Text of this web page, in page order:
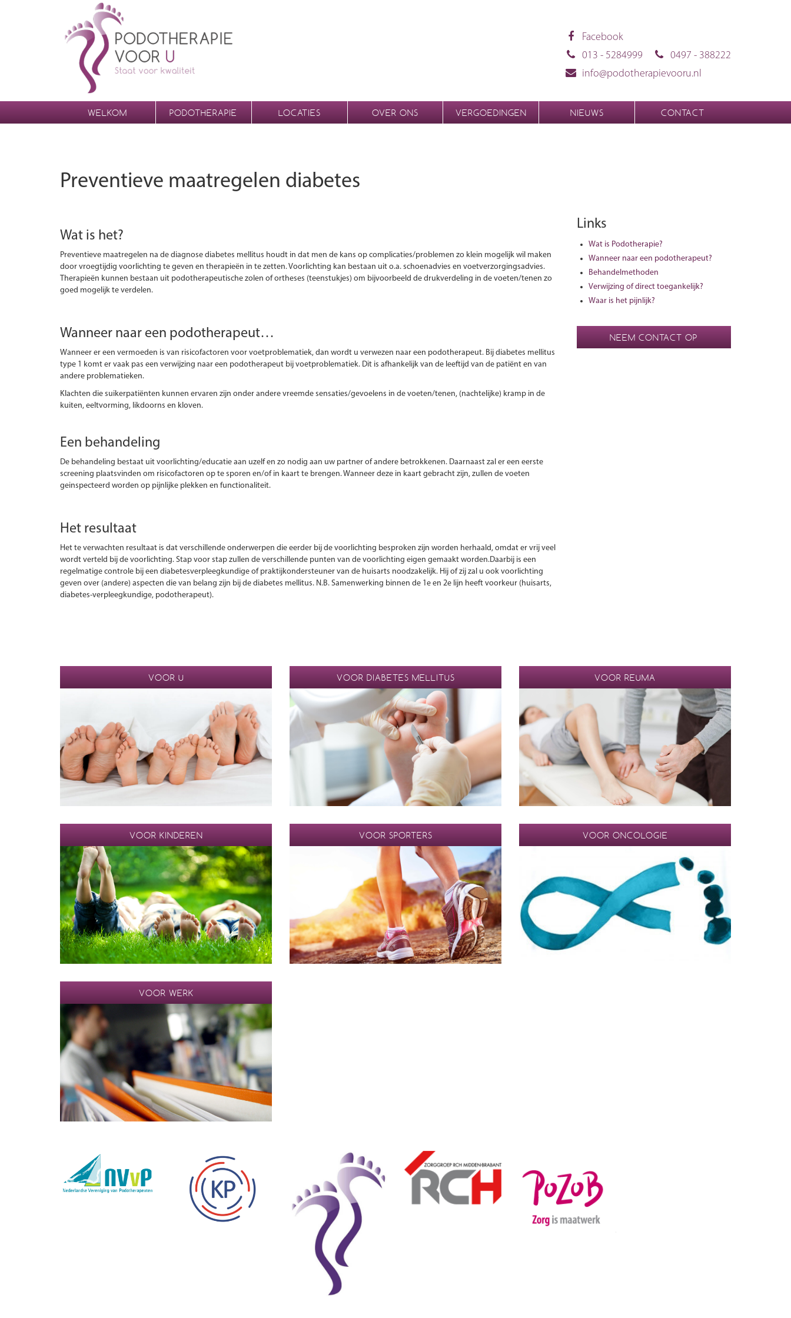
Facebook
013 - 5284999
0497 - 388222
info@podotherapievooru.nl
WELKOM PODOTHERAPIE LOCATIES OVER ONS VERGOEDINGEN NIEUWS CONTACT
Preventieve maatregelen diabetes
Wat is het?
Preventieve maatregelen na de diagnose diabetes mellitus houdt in dat men de kans op complicaties/problemen zo klein mogelijk wil maken
door vroegtijdig voorlichting te geven en therapieën in te zetten. Voorlichting kan bestaan uit o.a. schoenadvies en voetverzorgingsadvies.
Therapieën kunnen bestaan uit podotherapeutische zolen of ortheses (teenstukjes) om bijvoorbeeld de drukverdeling in de voeten/tenen zo
goed mogelijk te verdelen.
Wanneer naar een podotherapeut…
Wanneer er een vermoeden is van risicofactoren voor voetproblematiek, dan wordt u verwezen naar een podotherapeut. Bij diabetes mellitus
type 1 komt er vaak pas een verwijzing naar een podotherapeut bij voetproblematiek. Dit is afhankelijk van de leeftijd van de patiënt en van
andere problematieken.
Klachten die suikerpatiënten kunnen ervaren zijn onder andere vreemde sensaties/gevoelens in de voeten/tenen, (nachtelijke) kramp in de
kuiten, eeltvorming, likdoorns en kloven.
Een behandeling
De behandeling bestaat uit voorlichting/educatie aan uzelf en zo nodig aan uw partner of andere betrokkenen. Daarnaast zal er een eerste
screening plaatsvinden om risicofactoren op te sporen en/of in kaart te brengen. Wanneer deze in kaart gebracht zijn, zullen de voeten
geinspecteerd worden op pijnlijke plekken en functionaliteit.
Het resultaat
Het te verwachten resultaat is dat verschillende onderwerpen die eerder bij de voorlichting besproken zijn worden herhaald, omdat er vrij veel
wordt verteld bij de voorlichting. Stap voor stap zullen de verschillende punten van de voorlichting eigen gemaakt worden.Daarbij is een
regelmatige controle bij een diabetesverpleegkundige of praktijkondersteuner van de huisarts noodzakelijk. Hij of zij zal u ook voorlichting
geven over (andere) aspecten die van belang zijn bij de diabetes mellitus. N.B. Samenwerking binnen de 1e en 2e lijn heeft voorkeur (huisarts,
diabetes-verpleegkundige, podotherapeut).
Links
Wat is Podotherapie?
Wanneer naar een podotherapeut?
Behandelmethoden
Verwijzing of direct toegankelijk?
Waar is het pijnlijk?
NEEM CONTACT OP
VOOR U VOOR DIABETES MELLITUS VOOR REUMA
VOOR KINDEREN VOOR SPORTERS VOOR ONCOLOGIE
VOOR WERK